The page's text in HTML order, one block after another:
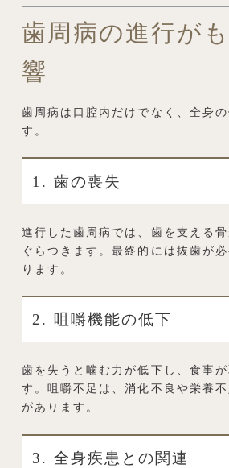
歯周病の進行が
響
歯周病は口腔内だけでなく、全身
す。
1. 歯の喪失
進行した歯周病では、歯を支える
ぐらつきます。最終的には抜歯が
ります。
2. 咀嚼機能の低下
歯を失うと噛む力が低下し、食事
す。咀嚼不足は、消化不良や栄養
があります。
3. 全身疾患との関連